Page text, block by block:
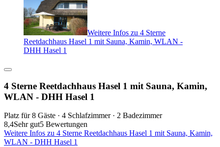
Weitere Infos zu 4 Sterne
Reetdachhaus Hasel 1 mit Sauna, Kamin, WLAN -
DHH Hasel 1
4 Sterne Reetdachhaus Hasel 1 mit Sauna, Kamin,
WLAN - DHH Hasel 1
Platz für 8 Gäste · 4 Schlafzimmer · 2 Badezimmer
8,4Sehr gut5 Bewertungen
Weitere Infos zu 4 Sterne Reetdachhaus Hasel 1 mit Sauna, Kamin,
WLAN - DHH Hasel 1